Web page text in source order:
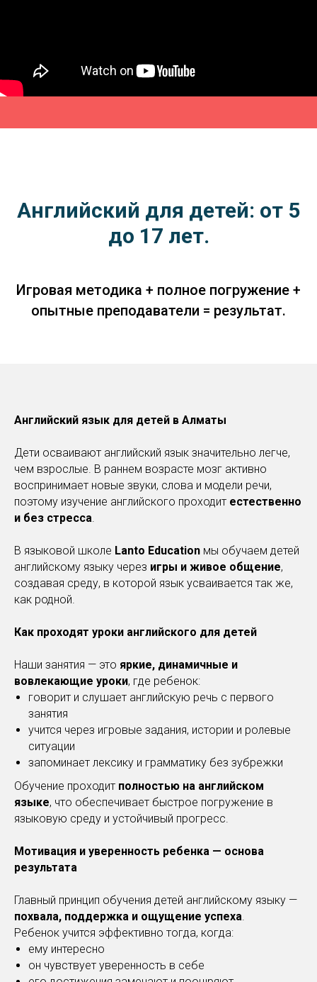
Английский для детей: от 5
до 17 лет.
Игровая методика + полное погружение +
опытные преподаватели = результат.
Английский язык для детей в Алматы
Дети осваивают английский язык значительно легче,
чем взрослые. В раннем возрасте мозг активно
воспринимает новые звуки, слова и модели речи,
поэтому изучение английского проходит естественно
и без стресса.
В языковой школе Lanto Education мы обучаем детей
английскому языку через игры и живое общение,
создавая среду, в которой язык усваивается так же,
как родной.
Как проходят уроки английского для детей
Наши занятия — это яркие, динамичные и
вовлекающие уроки, где ребенок:
говорит и слушает английскую речь с первого
занятия
учится через игровые задания, истории и ролевые
ситуации
запоминает лексику и грамматику без зубрежки
Обучение проходит полностью на английском
языке, что обеспечивает быстрое погружение в
языковую среду и устойчивый прогресс.
Мотивация и уверенность ребенка — основа
результата
Главный принцип обучения детей английскому языку —
похвала, поддержка и ощущение успеха.
Ребенок учится эффективно тогда, когда:
ему интересно
он чувствует уверенность в себе